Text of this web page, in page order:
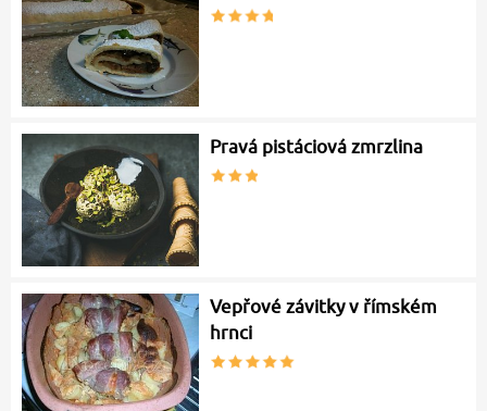
Pravá pistáciová zmrzlina
Vepřové závitky v římském
hrnci